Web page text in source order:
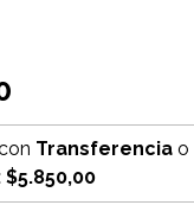
Transferenciao
$5.850,00